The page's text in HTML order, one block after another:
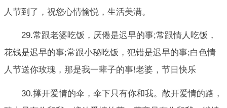
人节到了，祝您心情愉悦，生活美满。
29.常跟老婆吃饭，厌倦是迟早的事;常跟情人吃饭，
花钱是迟早的事;常跟小秘吃饭，犯错是迟早的事;白色情
人节送你玫瑰，那是我一辈子的事!老婆，节日快乐
30.撑开爱情的伞，伞下只有你和我。敞开爱情的路，